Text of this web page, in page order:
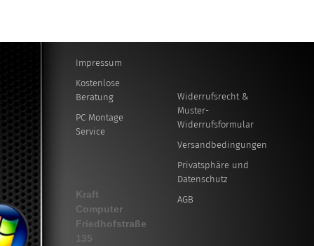
Impressum
Kostenlose
Beratung
PC Montage
Service
Kraft
Computer
Friedhofstraße
135
Widerrufsrecht &
Muster-
Widerrufsformular
Versandbedingungen
Privatsphäre und
Datenschutz
AGB